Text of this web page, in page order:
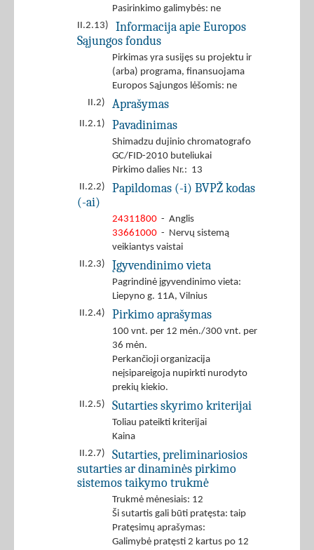
Pasirinkimo galimybės: ne
II.2.13)
Informacija apie Europos
Sąjungos fondus
Pirkimas yra susijęs su projektu ir
(arba) programa, finansuojama
Europos Sąjungos lėšomis: ne
II.2)
Aprašymas
II.2.1) Pavadinimas
Shimadzu dujinio chromatografo
GC/FID-2010 buteliukai
Pirkimo dalies Nr.: 13
II.2.2)
Papildomas (-i) BVPŽ kodas
(-ai)
24311800 - Anglis
33661000 - Nervų sistemą
veikiantys vaistai
II.2.3)
Įgyvendinimo vieta
Pagrindinė įgyvendinimo vieta:
Liepyno g. 11A, Vilnius
II.2.4)
Pirkimo aprašymas
100 vnt. per 12 mėn./300 vnt. per
36 mėn.
Perkančioji organizacija
neįsipareigoja nupirkti nurodyto
prekių kiekio.
II.2.5)
Sutarties skyrimo kriterijai
Toliau pateikti kriterijai
Kaina
II.2.7)
Sutarties, preliminariosios
sutarties ar dinaminės pirkimo
sistemos taikymo trukmė
Trukmė mėnesiais: 12
Ši sutartis gali būti pratęsta: taip
Pratęsimų aprašymas:
Galimybė pratęsti 2 kartus po 12